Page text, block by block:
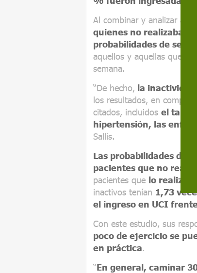
Al combinar y analizar
quienes no realizaban
probabilidades de ser
aquellos y aquellas que
semana.
“De hecho, la
los resultados, en
citados, incluidos el
hipertensión, las
Sallis.
Las probabilidades de
pacientes que no
pacientes que lo
inactivos tenían 1,73
el ingreso en UCI
Con este estudio, sus
poco de ejercicio se
en práctica.
“En general, caminar